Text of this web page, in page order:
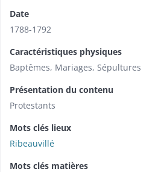
Date
1788-1792
Caractéristiques physiques
Baptêmes, Mariages, Sépultures
Présentation du contenu
Protestants
Mots clés lieux
Ribeauvillé
Mots clés matières